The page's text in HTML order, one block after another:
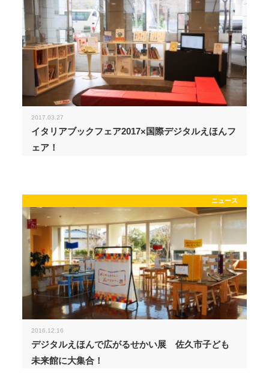
2017.03.27
イタリアブックフェア2017×国際デジタルえほんフ
ェア！
ニュース
2016.12.16
デジタルえほんで広がるせかい展 佐久市子ども
未来館に大集合！